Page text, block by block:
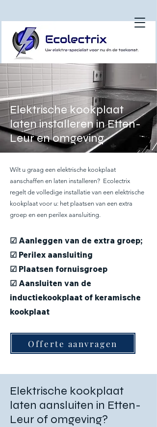
Elektrische kookplaat
laten installeren in Etten-
Leur en omgeving
Wilt u graag een elektrische kookplaat
aanschaffen en laten installeren? Ecolectrix
regelt de volledige installatie van een elektrische
kookplaat voor u: het plaatsen van een extra
groep en een perilex aansluiting.
☑ Aanleggen van de extra groep;
☑ Perilex aansluiting
☑ Plaatsen fornuisgroep
☑ Aansluiten van de
inductiekookplaat of keramische
kookplaat
Offerte aanvragen
Elektrische kookplaat
laten aansluiten in Etten-
Leur of omgeving?